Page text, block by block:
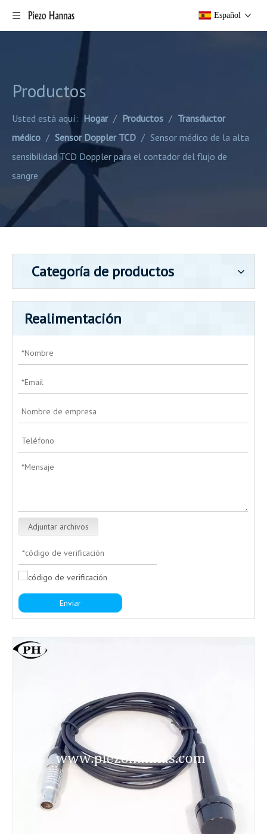
Español
Productos
Usted está aquí: Hogar / Productos / Transductor
médico / Sensor Doppler TCD / Sensor médico de la alta
sensibilidad TCD Doppler para el contador del flujo de
sangre
Categoría de productos
Realimentación
Adjuntar archivos
Enviar